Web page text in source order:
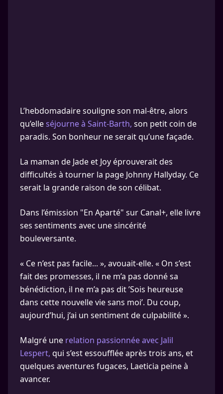
L’hebdomadaire souligne son mal-être, alors
qu’elleséjourne à Saint-Barth, son petit coin de
paradis. Son bonheur ne serait qu’une façade.
La maman de Jade et Joy éprouverait des
difficultés à tourner la page Johnny Hallyday. Ce
serait la grande raison de son célibat.
Dans l’émission "En Aparté" sur Canal+, elle livre
ses sentiments avec une sincérité
bouleversante.
« Ce n’est pas facile... », avouait-elle. « On s’est
fait des promesses, il ne m’a pas donné sa
bénédiction, il ne m’a pas dit ’Sois heureuse
dans cette nouvelle vie sans moi’. Du coup,
aujourd’hui, j’ai un sentiment de culpabilité ».
Malgré une relation passionnée avec Jalil
Lespert, qui s’est essoufflée après trois ans, et
quelques aventures fugaces, Laeticia peine à
avancer.